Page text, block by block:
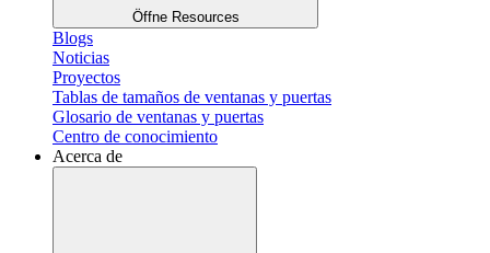
Öffne Resources
Blogs
Noticias
Proyectos
Tablas de tamaños de ventanas y puertas
Glosario de ventanas y puertas
Centro de conocimiento
Acerca de